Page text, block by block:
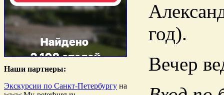
Наши партнеры:
Экскурсии по Санкт-Петербургу на
год).
Вечер